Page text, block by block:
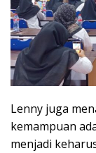
Lenny juga
kemampuan
menjadi